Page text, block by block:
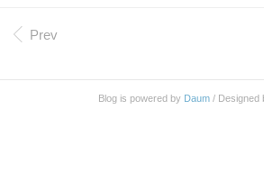
권을 넣고 다닙니다. 한 권을 보다가 재미없으
른 책을 봅니다. 3~5권의 책을 동시에 읽습니
Prev
Blog is powered by Daum/ Designed